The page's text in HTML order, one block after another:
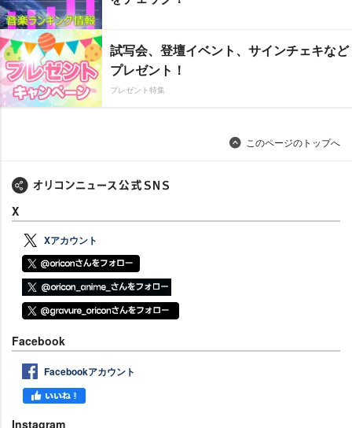
試写会、登壇イベント、サインチェキなど
プレゼント！
プレゼント特集
このページのトップへ
X
Xアカウント
Facebook
Facebookアカウント
Instagram